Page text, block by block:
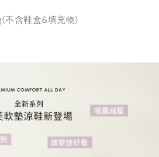
不含鞋盒&填充物)